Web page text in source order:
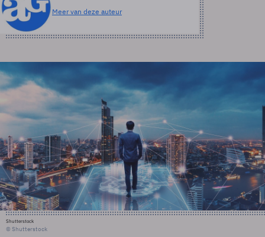
Meer van deze auteur
Shutterstock
© Shutterstock